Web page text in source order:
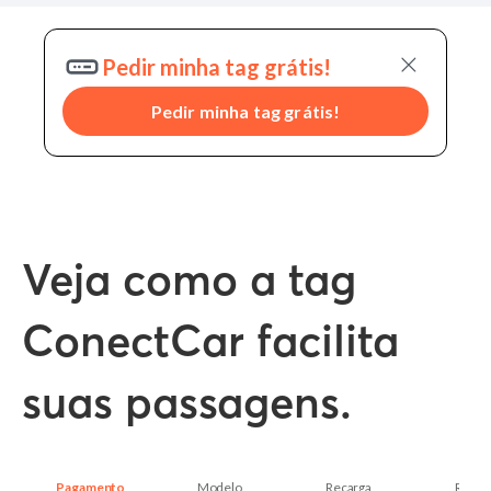
Pedir minha tag grátis!
Pedir minha tag grátis!
Veja como a tag
ConectCar facilita
suas passagens.
Pagamento Modelo Recarga